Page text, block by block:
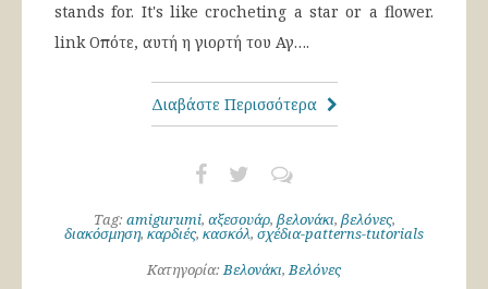
stands for. It's like crocheting a star or a flower.
link Οπότε, αυτή η γιορτή του Αγ….
Διαβάστε Περισσότερα
Tag: amigurumi, αξεσουάρ, βελονάκι, βελόνες,
διακόσμηση, καρδιές,κασκόλ, σχέδια-patterns-tutorials
Κατηγορία:Βελονάκι,Βελόνες